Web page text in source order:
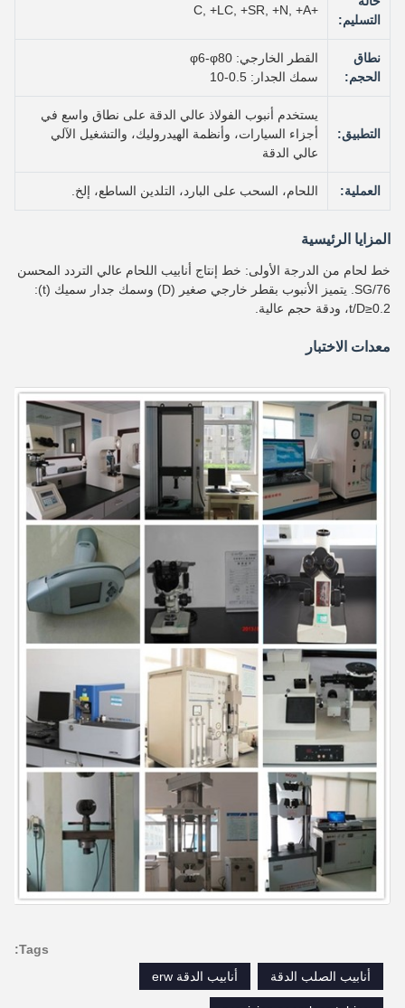
التسليم:
+C, +LC, +SR, +N, +A
نطاق
الحجم:
القطر الخارجي: φ6-φ80
سمك الجدار: 0.5-10
التطبيق:
يستخدم أنبوب الفولاذ عالي الدقة على نطاق واسع في
أجزاء السيارات، وأنظمة الهيدروليك، والتشغيل الآلي
عالي الدقة
العملية: اللحام، السحب على البارد، التلدين الساطع، إلخ.
المزايا الرئيسية
خط لحام من الدرجة الأولى: خط إنتاج أنابيب اللحام عالي التردد المحسن
SG/76. يتميز الأنبوب بقطر خارجي صغير (D) وسمك جدار سميك (t):
t/D≥0.2، ودقة حجم عالية.
معدات الاختبار
Tags:
أنابيب الصلب الدقة
أنابيب الدقة erw